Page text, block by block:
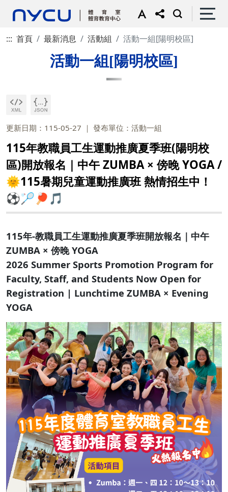
::: 首頁 最新消息 活動組 活動一組[陽明校區]
活動一組[陽明校區]
更新日期：115-05-27 發布單位：活動一組
115年教職員工生運動推廣夏季班(陽明校
區)開放報名｜中午 ZUMBA × 傍晚 YOGA /
🌞115暑期兒童運動推廣班 熱情招生中！
⚽🏸🏓🎵
115年-教職員工生運動推廣夏季班開放報名｜中午
ZUMBA × 傍晚 YOGA
2026 Summer Sports Promotion Program for
Faculty, Staff, and Students Now Open for
Registration | Lunchtime ZUMBA × Evening
YOGA